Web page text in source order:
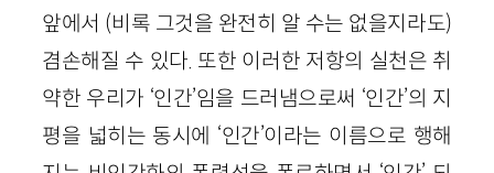
앞에서 (비록 그것을 완전히 알 수는 없을지라도)
겸손해질 수 있다. 또한 이러한 저항의 실천은 취
약한 우리가 ‘인간’임을 드러냄으로써 ‘인간’의 지
평을 넓히는 동시에 ‘인간’이라는 이름으로 행해